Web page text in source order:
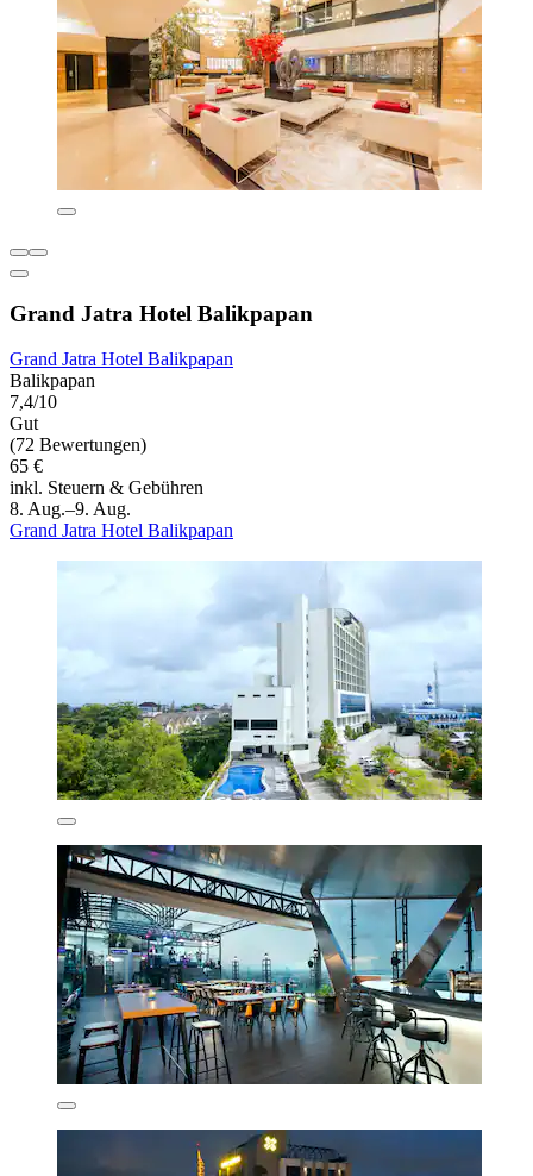
Grand Jatra Hotel Balikpapan
Grand Jatra Hotel Balikpapan
Balikpapan
7,4/10
Gut
(72 Bewertungen)
65 €
inkl. Steuern & Gebühren
8. Aug.–9. Aug.
Grand Jatra Hotel Balikpapan